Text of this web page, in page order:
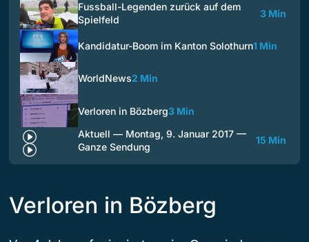
Fussball-Legenden zurück auf dem
Spielfeld
3 Min
Kandidatur-Boom im Kanton Solothurn1 Min
WorldNews2 Min
Verloren in Bözberg3 Min
Aktuell — Montag, 9. Januar 2017 —
Ganze Sendung
15 Min
Verloren in Bözberg